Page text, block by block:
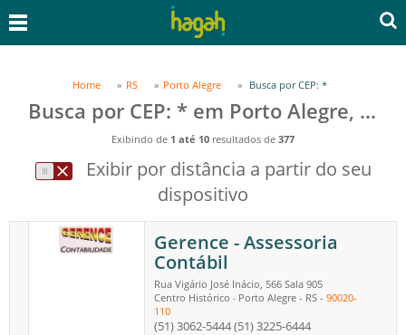
Home RS Porto Alegre Busca por CEP: *
Busca por CEP: * em Porto Alegre, RS
Exibindo de 1 até 10 resultados de 377
Exibir por distância a partir do seu
dispositivo
Gerence - Assessoria
Contábil
Rua Vigário José Inácio, 566 Sala 905
Centro Histórico - Porto Alegre- RS- 90020-
110
(51) 3062-5444(51) 3225-6444